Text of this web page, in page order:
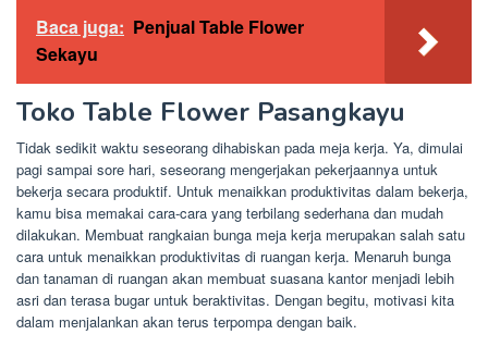
Baca juga: Penjual Table Flower
Sekayu
Toko Table Flower Pasangkayu
Tidak sedikit waktu seseorang dihabiskan pada meja kerja. Ya, dimulai
pagi sampai sore hari, seseorang mengerjakan pekerjaannya untuk
bekerja secara produktif. Untuk menaikkan produktivitas dalam bekerja,
kamu bisa memakai cara-cara yang terbilang sederhana dan mudah
dilakukan. Membuat rangkaian bunga meja kerja merupakan salah satu
cara untuk menaikkan produktivitas di ruangan kerja. Menaruh bunga
dan tanaman di ruangan akan membuat suasana kantor menjadi lebih
asri dan terasa bugar untuk beraktivitas. Dengan begitu, motivasi kita
dalam menjalankan akan terus terpompa dengan baik.